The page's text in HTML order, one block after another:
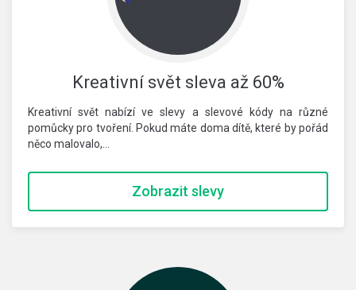
Kreativní svět sleva až 60%
Kreativní svět nabízí ve slevy a slevové kódy na různé
pomůcky pro tvoření. Pokud máte doma dítě, které by pořád
něco malovalo,…
Zobrazit slevy